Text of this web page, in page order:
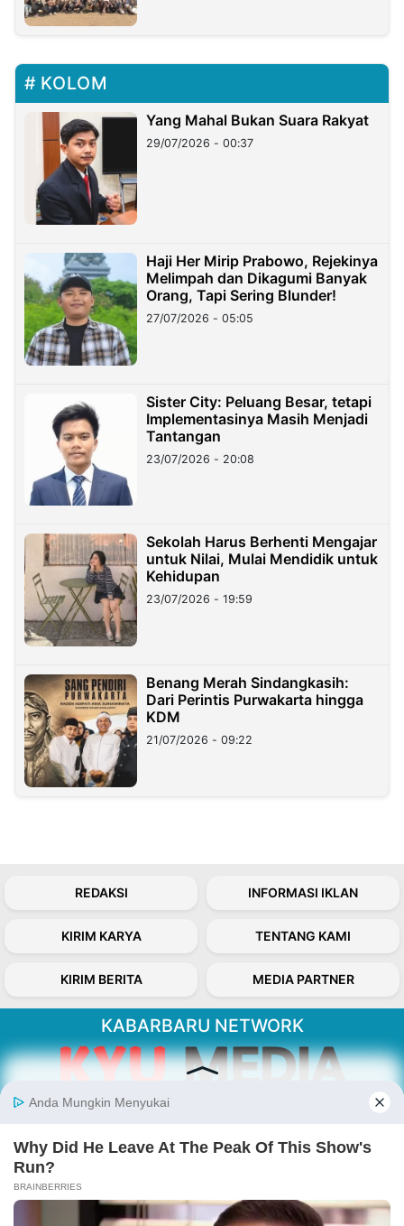
KOLOM
Yang Mahal Bukan Suara Rakyat
29/07/2026 - 00:37
Haji Her Mirip Prabowo, Rejekinya
Melimpah dan Dikagumi Banyak
Orang, Tapi Sering Blunder!
27/07/2026 - 05:05
Sister City: Peluang Besar, tetapi
Implementasinya Masih Menjadi
Tantangan
23/07/2026 - 20:08
Sekolah Harus Berhenti Mengajar
untuk Nilai, Mulai Mendidik untuk
Kehidupan
23/07/2026 - 19:59
Benang Merah Sindangkasih:
Dari Perintis Purwakarta hingga
KDM
21/07/2026 - 09:22
REDAKSI INFORMASI IKLAN
KIRIM KARYA TENTANG KAMI
KIRIM BERITA MEDIA PARTNER
KABARBARU NETWORK